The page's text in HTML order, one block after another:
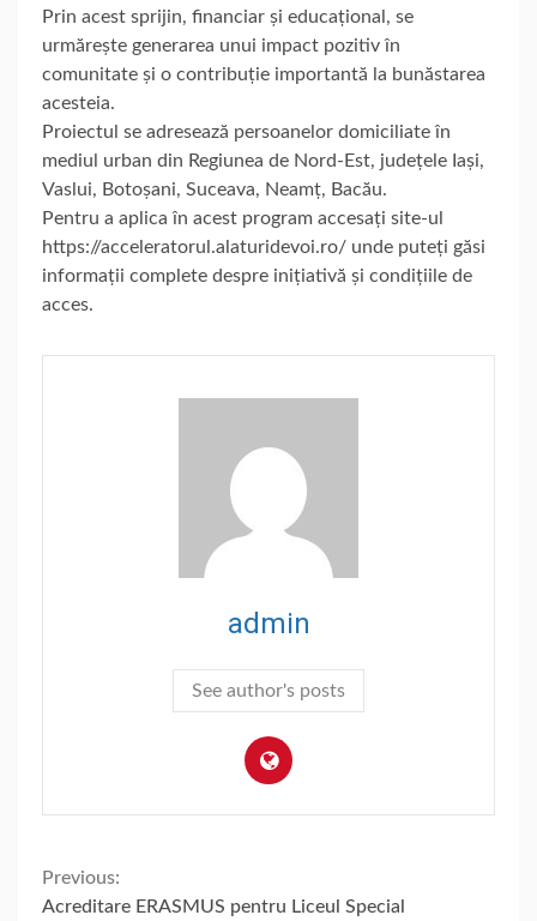
Prin acest sprijin, financiar și educațional, se
urmărește generarea unui impact pozitiv în
comunitate și o contribuție importantă la bunăstarea
acesteia.
Proiectul se adresează persoanelor domiciliate în
mediul urban din Regiunea de Nord-Est, județele Iași,
Vaslui, Botoșani, Suceava, Neamț, Bacău.
Pentru a aplica în acest program accesați site-ul
https://acceleratorul.alaturidevoi.ro/ unde puteți găsi
informații complete despre inițiativă și condițiile de
acces.
admin
See author's posts
Continue
Previous:
Acreditare ERASMUS pentru Liceul Special